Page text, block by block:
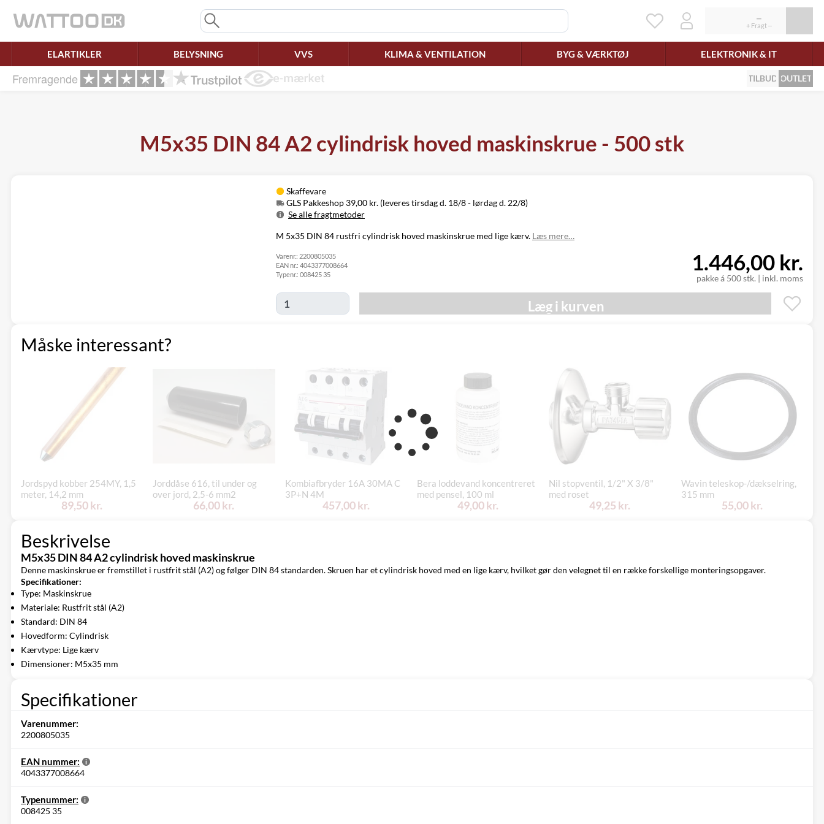
ELARTIKLER BELYSNING VVS KLIMA & VENTILATION BYG & VÆRKTØJ ELEKTRONIK & IT
Fremragende TILBUD OUTLET
M5x35 DIN 84 A2 cylindrisk hoved maskinskrue - 500 stk
Skaffevare
GLS Pakkeshop 39,00 kr. (leveres tirsdag d. 18/8 - lørdag d. 22/8)
Se alle fragtmetoder
Metode
Pris
Leveres
GLS
mandag d. 24/8
GLS Erhverv 49,00 kr.
-
M 5x35 DIN 84 rustfri cylindrisk hoved maskinskrue med lige kærv. Læs mere…
Varenr.: 2200805035
EAN nr.: 4043377008664
Typenr.: 008425 35 pakke á 500 stk. | inkl. moms
1.446,00 kr.
Læg i kurven
Måske interessant?
Jordspyd kobber 254MY, 1,5
meter, 14,2 mm
89,50 kr.
Jorddåse 616, til under og
over jord, 2,5-6 mm2
66,00 kr.
Kombiafbryder 16A 30MA C
3P+N 4M
457,00 kr.
Bera loddevand koncentreret
med pensel, 100 ml
49,00 kr.
Nil stopventil, 1/2" X 3/8"
med roset
49,25 kr.
Wavin teleskop-/dækselring,
315 mm
55,00 kr.
Beskrivelse
M5x35 DIN 84 A2 cylindrisk hoved maskinskrue
Denne maskinskrue er fremstillet i rustfrit stål (A2) og følger DIN 84 standarden. Skruen har et cylindrisk hoved med en lige kærv, hvilket gør den velegnet til en række forskellige monteringsopgaver.
Specifikationer:
Type: Maskinskrue
Materiale: Rustfrit stål (A2)
Standard: DIN 84
Hovedform: Cylindrisk
Kærvtype: Lige kærv
Dimensioner: M5x35 mm
Specifikationer
Varenummer:
2200805035
EAN nummer:
4043377008664
Typenummer:
008425 35
Ret samtykke!